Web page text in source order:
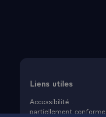
Liens utiles
Accessibilité :
partiellement conforme